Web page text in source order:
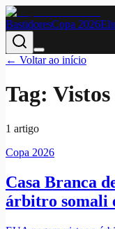
BastidoresCopa 2026
← Voltar ao início
Tag:
1 artigo
Copa 2026
Casa Branca
árbitro somali